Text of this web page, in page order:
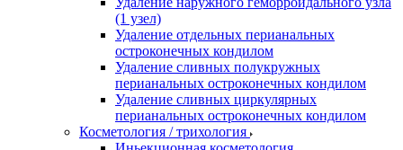
(1 узел)
Удаление отдельных перианальных
остроконечных кондилом
Удаление сливных полукружных
перианальных остроконечных кондилом
Удаление сливных циркулярных
перианальных остроконечных кондилом
Косметология / трихология